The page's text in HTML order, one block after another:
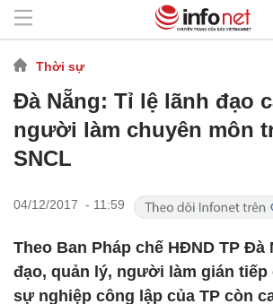
Thời sự
Đà Nẵng: Tỉ lệ lãnh đạo
người làm chuyên môn
SNCL
04/12/2017 - 11:59
Theo Ban Pháp chế HĐND TP Đà
đạo, quản lý, người làm gián
sự nghiệp công lập của TP còn